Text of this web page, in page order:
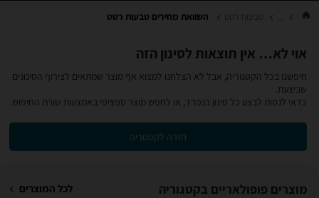
טבעות רטט השוואת מחירים טבעות רטט
אוי לא… אין תוצאות לסינון הזה
חיפשנו בכל הקטגוריה, אבל לא הצלחנו למצוא אף מוצר שמתאים לצירוף הסינונים
שביצעת.
כדאי לנסות לבצע כל סינון בנפרד, או לחפש מוצר ספציפי באמצעות שורת החיפוש.
חזרה לקטגוריה
מוצרים פופולאריים בקטגוריה לכל המוצרים